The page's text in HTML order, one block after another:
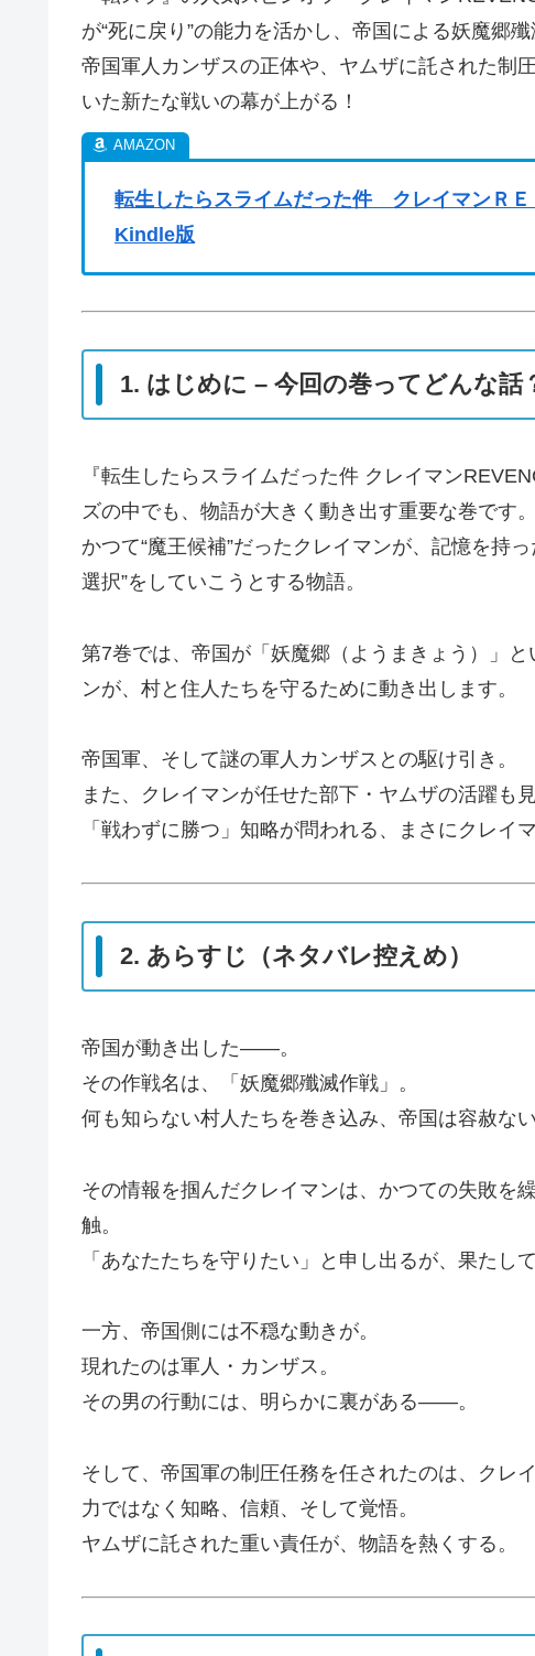
が“死に戻り”の能力を活かし、帝国による妖魔郷
帝国軍人カンザスの正体や、ヤムザに託された制
いた新たな戦いの幕が上がる！
転生したらスライムだった件 クレイマンＲ
Kindle版
1. はじめに – 今回の巻ってどんな話
『転生したらスライムだった件 クレイマン
ズの中でも、物語が大きく動き出す重要な巻です。
かつて“魔王候補”だったクレイマンが、記憶を持
選択”をしていこうとする物語。
第7巻では、帝国が「妖魔郷（ようまきょう）」
ンが、村と住人たちを守るために動き出します。
帝国軍、そして謎の軍人カンザスとの駆け引き。
また、クレイマンが任せた部下・ヤムザの活躍も
「戦わずに勝つ」知略が問われる、まさにクレイ
2. あらすじ（ネタバレ控えめ）
帝国が動き出した――。
その作戦名は、「妖魔郷殲滅作戦」。
何も知らない村人たちを巻き込み、帝国は容赦な
その情報を掴んだクレイマンは、かつての失敗を
触。
「あなたたちを守りたい」と申し出るが、果たし
一方、帝国側には不穏な動きが。
現れたのは軍人・カンザス。
その男の行動には、明らかに裏がある――。
そして、帝国軍の制圧任務を任されたのは、クレ
力ではなく知略、信頼、そして覚悟。
ヤムザに託された重い責任が、物語を熱くする。